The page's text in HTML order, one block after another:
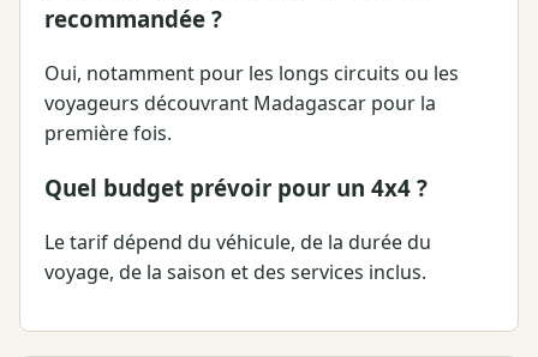
recommandée ?
Oui, notamment pour les longs circuits ou les
voyageurs découvrant Madagascar pour la
première fois.
Quel budget prévoir pour un 4x4 ?
Le tarif dépend du véhicule, de la durée du
voyage, de la saison et des services inclus.